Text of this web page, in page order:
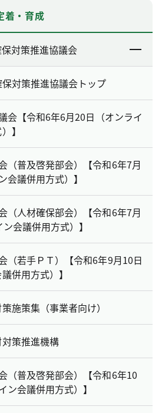
着・育成
対策推進協議会
対策推進協議会トップ
【令和6年6月20日（オンライ
】
普及啓発部会）【令和6年7月
会議併用方式）】
人材確保部会）【令和6年7月
会議併用方式）】
若手ＰＴ）【令和6年9月10日
併用方式）】
施策集（事業者向け）
策推進機構
普及啓発部会）【令和6年10
ン会議併用方式）】